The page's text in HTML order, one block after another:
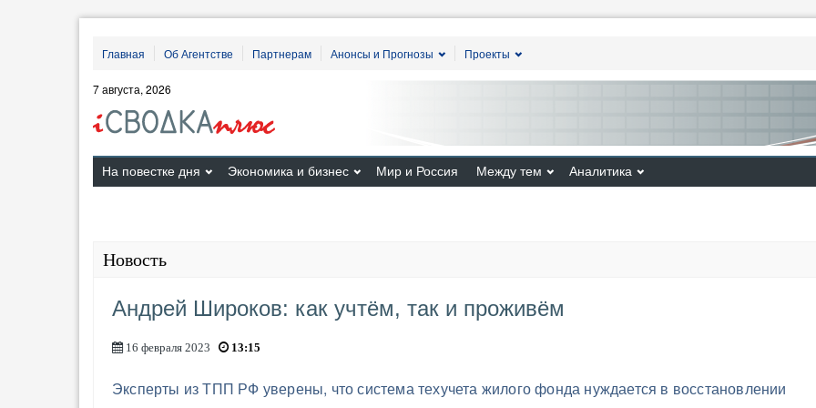
Главная Об Агентстве Партнерам Анонсы и Прогнозы Проекты
7 августа, 2026
На повестке дня Экономика и бизнес Мир и Россия Между тем Аналитика
Новость
Андрей Широков: как учтём, так и проживём
16 февраля 2023 13:15
Эксперты из ТПП РФ уверены, что система техучета жилого фонда нуждается в восстановлении